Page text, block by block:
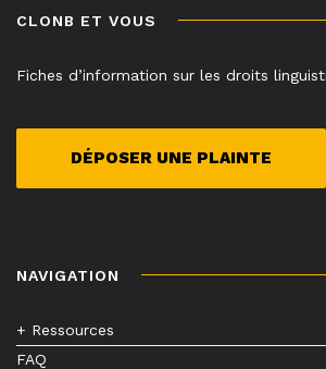
CLONB ET VOUS
Fiches d’information sur les droits
DÉPOSER UNE PLAINTE
NAVIGATION
+ Ressources
FAQ